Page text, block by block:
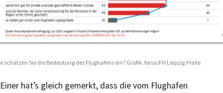
schätzen Sie die Bedeutung des Flughafens ein? Grafik: forsa/FH Leipzig/Halle
Einer hat’s gleich gemerkt, dass die vom Flughafen